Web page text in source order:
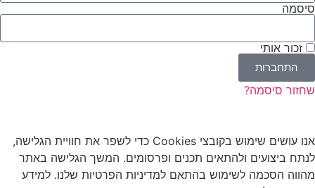
סיסמה
זכור אותי
התחברות
שחזור סיסמה?
אנו עושים שימוש בקובצי Cookies כדי לשפר את חוויית הגלישה,
לנתח ביצועים ולהתאים תכנים ופרסומים. המשך הגלישה באתר
מהווה הסכמה לשימוש בהתאם למדיניות הפרטיות שלנו. למידע